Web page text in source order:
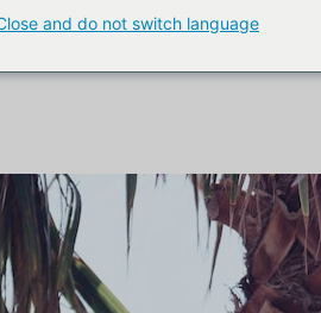
and do not switch language